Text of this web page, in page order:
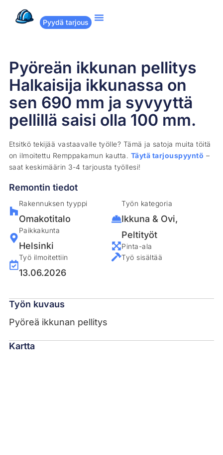
Pyydä tarjous
Pyöreän ikkunan pellitys
Halkaisija ikkunassa on
sen 690 mm ja syvyyttä
pellillä saisi olla 100 mm.
Etsitkö tekijää vastaavalle työlle? Tämä ja satoja muita töitä
on ilmoitettu Remppakamun kautta. Täytä tarjouspyyntö –
saat keskimäärin 3-4 tarjousta työllesi!
Remontin tiedot
Rakennuksen tyyppi
Omakotitalo
Paikkakunta
Helsinki
Työ ilmoitettiin
13.06.2026
Työn kategoria
Ikkuna & Ovi,
Peltityöt
Pinta-ala
Työ sisältää
Työn kuvaus
Pyöreä ikkunan pellitys
Kartta